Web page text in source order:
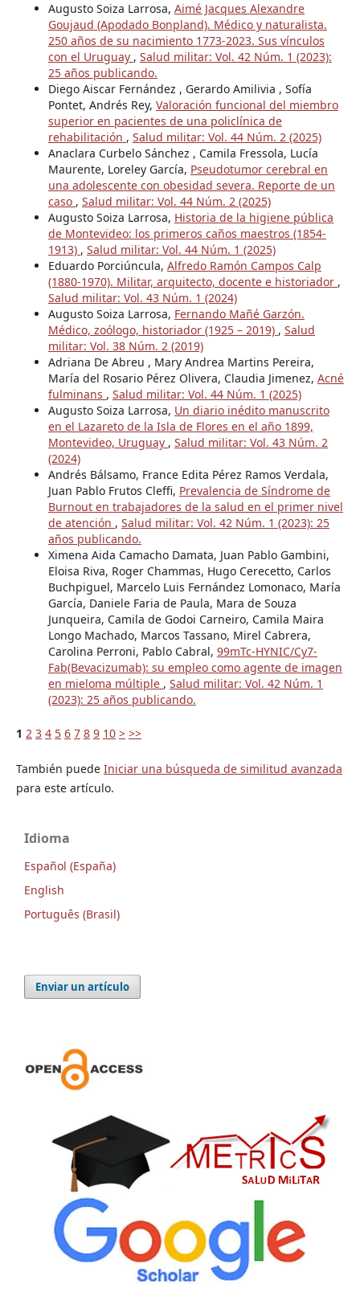
Augusto Soiza Larrosa, Aimé Jacques Alexandre
Goujaud (Apodado Bonpland). Médico y naturalista.
250 años de su nacimiento 1773-2023. Sus vínculos
con el Uruguay , Salud militar: Vol. 42 Núm. 1 (2023):
25 años publicando.
Diego Aiscar Fernández , Gerardo Amilivia , Sofía
Pontet, Andrés Rey, Valoración funcional del miembro
superior en pacientes de una policlínica de
rehabilitación , Salud militar: Vol. 44 Núm. 2 (2025)
Anaclara Curbelo Sánchez , Camila Fressola, Lucía
Maurente, Loreley García, Pseudotumor cerebral en
una adolescente con obesidad severa. Reporte de un
caso , Salud militar: Vol. 44 Núm. 2 (2025)
Augusto Soiza Larrosa, Historia de la higiene pública
de Montevideo: los primeros caños maestros (1854-
1913) , Salud militar: Vol. 44 Núm. 1 (2025)
Eduardo Porciúncula, Alfredo Ramón Campos Calp
(1880-1970). Militar, arquitecto, docente e historiador ,
Salud militar: Vol. 43 Núm. 1 (2024)
Augusto Soiza Larrosa, Fernando Mañé Garzón.
Médico, zoólogo, historiador (1925 – 2019) , Salud
militar: Vol. 38 Núm. 2 (2019)
Adriana De Abreu , Mary Andrea Martins Pereira,
María del Rosario Pérez Olivera, Claudia Jimenez, Acné
fulminans , Salud militar: Vol. 44 Núm. 1 (2025)
Augusto Soiza Larrosa, Un diario inédito manuscrito
en el Lazareto de la Isla de Flores en el año 1899,
Montevideo, Uruguay , Salud militar: Vol. 43 Núm. 2
(2024)
Andrés Bálsamo, France Edita Pérez Ramos Verdala,
Juan Pablo Frutos Cleffi, Prevalencia de Síndrome de
Burnout en trabajadores de la salud en el primer nivel
de atención , Salud militar: Vol. 42 Núm. 1 (2023): 25
años publicando.
Ximena Aida Camacho Damata, Juan Pablo Gambini,
Eloisa Riva, Roger Chammas, Hugo Cerecetto, Carlos
Buchpiguel, Marcelo Luis Fernández Lomonaco, María
García, Daniele Faria de Paula, Mara de Souza
Junqueira, Camila de Godoi Carneiro, Camila Maira
Longo Machado, Marcos Tassano, Mirel Cabrera,
Carolina Perroni, Pablo Cabral, 99mTc-HYNIC/Cy7-
Fab(Bevacizumab): su empleo como agente de imagen
en mieloma múltiple , Salud militar: Vol. 42 Núm. 1
(2023): 25 años publicando.
1 2 3 4 5 6 7 8 9 10 > >>
También puede Iniciar una búsqueda de similitud avanzada
para este artículo.
Idioma
Español (España)
English
Português (Brasil)
Enviar un artículo